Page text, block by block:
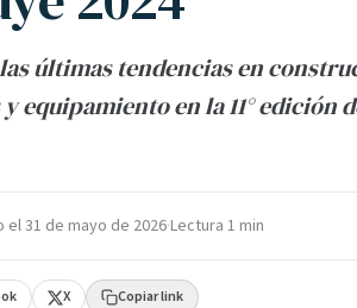
últimas tendencias en
equipamiento en la 11° edición
el31 de mayo de 2026·Lectura 1 min
X Copiar link